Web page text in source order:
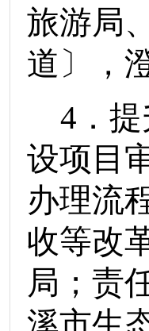
旅游局、
道〕
，
4 ．
设项目
办理流
收等改
局 ；责